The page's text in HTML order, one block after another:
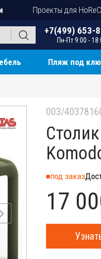
Проекты для
+7(499) 653-
Пн-Пт 9:00 -
Пляж под
003/
под заказ
17